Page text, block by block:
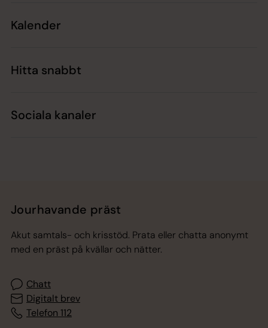
Kalender
Hitta snabbt
Sociala kanaler
Jourhavande präst
Akut samtals- och krisstöd. Prata eller chatta anonymt
med en präst på kvällar och nätter.
Chatt
Digitalt brev
Telefon 112